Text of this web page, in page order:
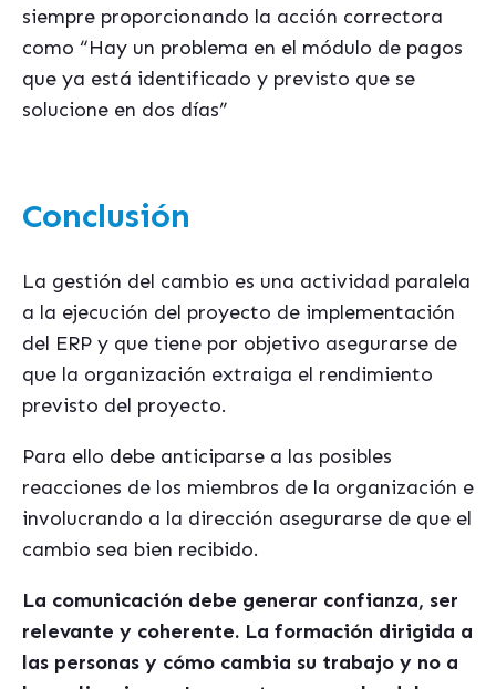
siempre proporcionando la acción correctora
como “Hay un problema en el módulo de pagos
que ya está identificado y previsto que se
solucione en dos días”
Conclusión
La gestión del cambio es una actividad paralela
a la ejecución del proyecto de implementación
del ERP y que tiene por objetivo asegurarse de
que la organización extraiga el rendimiento
previsto del proyecto.
Para ello debe anticiparse a las posibles
reacciones de los miembros de la organización e
involucrando a la dirección asegurarse de que el
cambio sea bien recibido.
La comunicación debe generar confianza, ser
relevante y coherente. La formación dirigida a
las personas y cómo cambia su trabajo y no a